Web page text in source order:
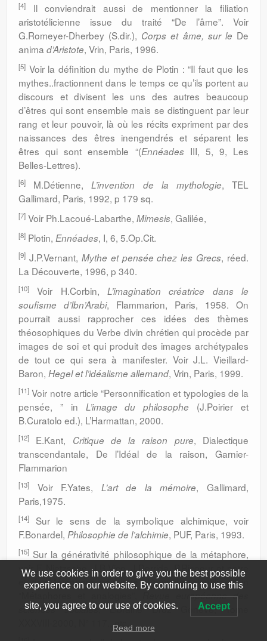
[4]
Il conviendrait aussi de mentionner la filiation
aristotélicienne issue du traité “De l’âme”. Voir
G.Romeyer-Dherbey (S.dir.), Corps et âme, sur le De
anima d’Aristote, Vrin, Paris, 1996.
[5] Voir la définition du mythe de Plotin : “Il faut que les
mythes..fractionnent dans le temps ce qu’ils portent au
discours et divisent les uns des autres beaucoup
d’êtres qui sont ensemble mais se distinguent par leur
rang et leur pouvoir, là où les récits expriment par des
naissances des êtres inengendrés et séparent les
êtres qui sont ensemble “(Ennéades III, 5, 9, Les
Belles-Lettres).
[6] M.Détienne,L’invention de la mythologie, TEL
Gallimard, Paris, 1992, p 179 sq.
[7] Voir Ph.Lacoué-Labarthe, Mimesis, Galilée,
[8] Plotin, Ennéades, I, 6, 5.Op.Cit.
[9] J.P.Vernant, Mythe et pensée chez les Grecs, réed.
La Découverte, 1996, p 340.
[10] Voir H.Corbin, L’imagination créatrice dans le
soufisme d’Ibn’Arabi, Flammarion, Paris, 1958. On
pourrait aussi rapprocher ces idées des thèmes
théosophiques du Verbe divin chrétien qui procède par
images de soi et qui produit des images archétypales
de tout ce qui sera à manifester. Voir J.L. Vieillard-
Baron, Hegel et l’idéalisme allemand, Vrin, Paris, 1999.
[11] Voir notre article “Personnification et typologies de la
pensée, ” in L’image du philosophe (J.Poirier et
B.Curatolo ed.), L’Harmattan, 2000.
[12] E.Kant, Critique de la raison pure, Dialectique
transcendantale, De l’Idéal de la raison, Garnier-
Flammarion
[13] Voir F.Yates, L’art de la mémoire, Gallimard,
Paris,1975.
[14]
Sur le sens de la symbolique alchimique, voir
F.Bonardel, Philosophie de l’alchimie, PUF, Paris, 1993.
[15] Sur la générativité philosophique de la métaphore,
voir F. Nietzsche, J.B.Vico, J.Derrida, P.Ricoeur et notre
étude “Métaphore, poïétique et pensée scientifique” in
Revue européenne des
sciences sociales, Librairie Droz Genève, Tome
XXXVIII-2000, N° 117., etc.
We use cookies in order to give you the best possible
experience on our website. By continuing to use this
site, you agree to our use of cookies. Accept
Read more